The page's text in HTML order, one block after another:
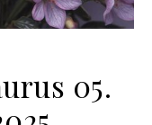
05.